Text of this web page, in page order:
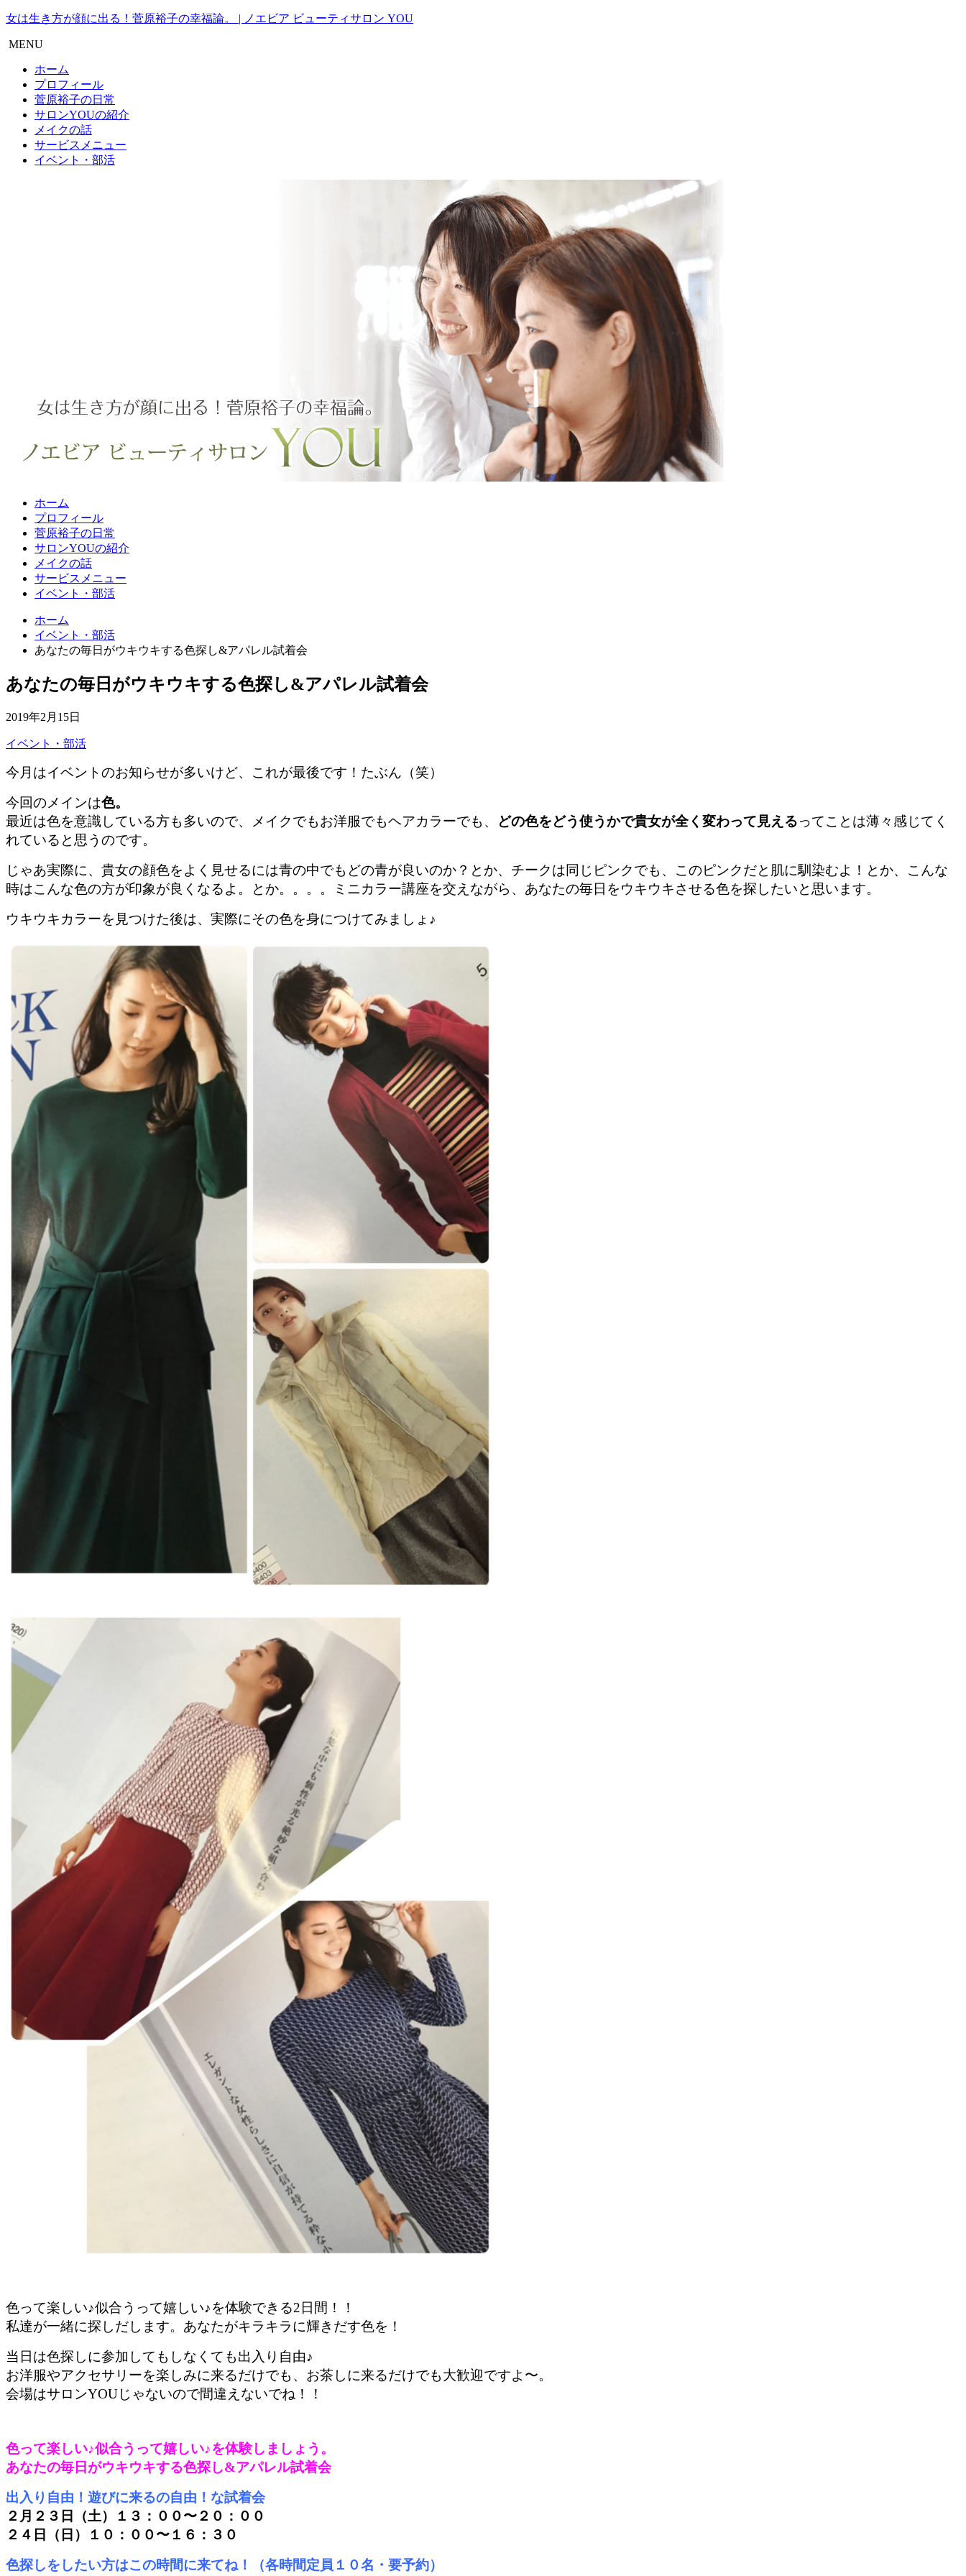
女は生き方が顔に出る！菅原裕子の幸福論。 | ノエビア ビューティサロン YOU
MENU
ホーム
プロフィール
菅原裕子の日常
サロンYOUの紹介
メイクの話
サービスメニュー
イベント・部活
ホーム
プロフィール
菅原裕子の日常
サロンYOUの紹介
メイクの話
サービスメニュー
イベント・部活
ホーム
イベント・部活
あなたの毎日がウキウキする色探し&アパレル試着会
あなたの毎日がウキウキする色探し&アパレル試着会
2019年2月15日
イベント・部活
今月はイベントのお知らせが多いけど、これが最後です！たぶん（笑）
今回のメインは色。
最近は色を意識している方も多いので、メイクでもお洋服でもヘアカラーでも、
どの色をどう使うかで貴女が全く変わって見えるってことは薄々感じてく
れていると思うのです。
じゃあ実際に、貴女の顔色をよく見せるには青の中でもどの青が良いのか？とか、チークは同じピンクでも、このピンクだと肌に馴染むよ！とか、こんな
時はこんな色の方が印象が良くなるよ。とか。。。。ミニカラー講座を交えながら、あなたの毎日をウキウキさせる色を探したいと思います。
ウキウキカラーを見つけた後は、実際にその色を身につけてみましょ ♪
色って楽しい♪似合うって嬉しい♪を体験できる2日間！！
私達が一緒に探しだします。あなたがキラキラに輝きだす色を！
当日は色探しに参加してもしなくても出入り自由♪
お洋服やアクセサリーを楽しみに来るだけでも、お茶しに来るだけでも大歓迎ですよ〜。
会場はサロンYOUじゃないので間違えないでね！！
色って楽しい♪似合うって嬉しい♪を体験しましょう。
あなたの毎日がウキウキする色探し&アパレル試着会
出入り自由！遊びに来るの自由！な試着会
２月２３日（土）１３：００〜２０：００
２４日（日）１０：００〜１６：３０
色探しをしたい方はこの時間に来てね！（各時間定員１０名・要予約）